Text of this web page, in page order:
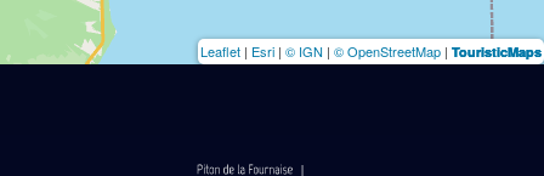
Leaflet | Esri | © IGN | © OpenStreetMap | TouristicMaps